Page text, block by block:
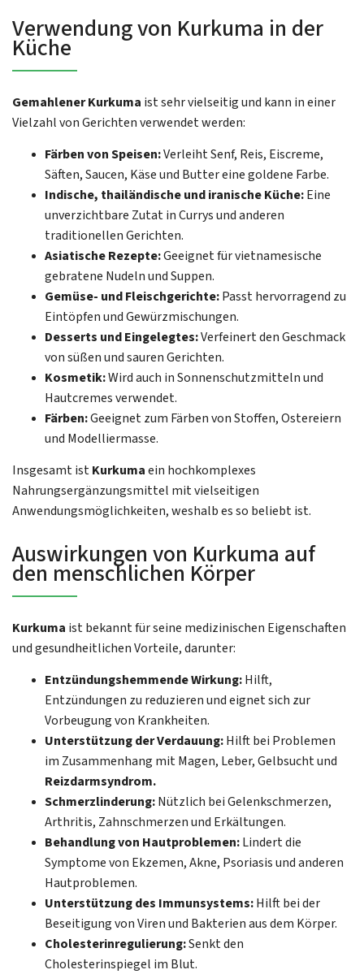
Verwendung von Kurkuma in der
Küche
Gemahlener Kurkuma ist sehr vielseitig und kann in einer
Vielzahl von Gerichten verwendet werden:
Färben von Speisen:Verleiht Senf, Reis, Eiscreme,
Säften, Saucen, Käse und Butter eine goldene Farbe.
Indische, thailändische und iranische Küche:Eine
unverzichtbare Zutat in Currys und anderen
traditionellen Gerichten.
Asiatische Rezepte:Geeignet für vietnamesische
gebratene Nudeln und Suppen.
Gemüse- und Fleischgerichte:Passt hervorragend zu
Eintöpfen und Gewürzmischungen.
Desserts und Eingelegtes:Verfeinert den Geschmack
von süßen und sauren Gerichten.
Kosmetik:Wird auch in Sonnenschutzmitteln und
Hautcremes verwendet.
Färben:Geeignet zum Färben von Stoffen, Ostereiern
und Modelliermasse.
Insgesamt istKurkumaein hochkomplexes
Nahrungsergänzungsmittel mit vielseitigen
Anwendungsmöglichkeiten, weshalb es so beliebt ist.
Auswirkungen von Kurkuma auf
den menschlichen Körper
Kurkuma ist bekannt für seine medizinischen Eigenschaften
und gesundheitlichen Vorteile, darunter:
Entzündungshemmende Wirkung:Hilft,
Entzündungen zu reduzieren und eignet sich zur
Vorbeugung von Krankheiten.
Unterstützung der Verdauung:Hilft bei Problemen
im Zusammenhang mit Magen, Leber, Gelbsucht und
Reizdarmsyndrom.
Schmerzlinderung:Nützlich bei Gelenkschmerzen,
Arthritis, Zahnschmerzen und Erkältungen.
Behandlung von Hautproblemen:Lindert die
Symptome von Ekzemen, Akne, Psoriasis und anderen
Hautproblemen.
Unterstützung des Immunsystems:Hilft bei der
Beseitigung von Viren und Bakterien aus dem Körper.
Cholesterinregulierung:Senkt den
Cholesterinspiegel im Blut.